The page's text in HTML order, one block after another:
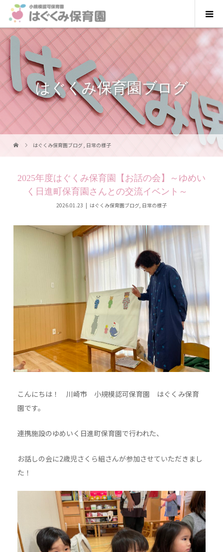
はぐくみ保育園ブログ
はぐくみ保育園ブログ, 日常の様子
2025年度はぐくみ保育園【お話の会】～ゆめい
く日進町保育園さんとの交流イベント～
2026.01.23 はぐくみ保育園ブログ 日常の様子
こんにちは！ 川崎市 小規模認可保育園 はぐくみ保育
園です。
連携施設のゆめいく日進町保育園で行われた、
お話しの会に2歳児さくら組さんが参加させていただきまし
た！